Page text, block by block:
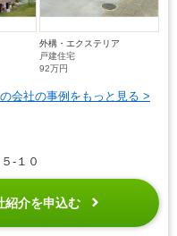
外構・エクステリア
戸建住宅
92万円
会社の事例をもっと見る >
-１０
紹介を申込む